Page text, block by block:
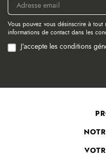
Vous pouvez vous désinscrire à
informations de contact dans les
J'accepte les conditions